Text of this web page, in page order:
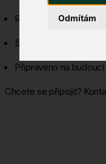
Odmítám
Rychlost až 1000 Mb/
Stabilita bez ohledu na
Připraveno na
Chcete se připojit?